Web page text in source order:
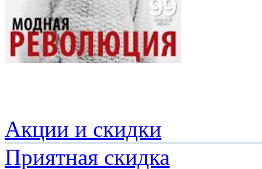
Акции и скидки
Приятная скидка